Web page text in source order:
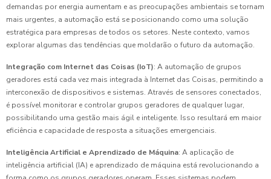
demandas por energia aumentam e as preocupações ambientais se tornam
mais urgentes, a automação está se posicionando como uma solução
estratégica para empresas de todos os setores. Neste contexto, vamos
explorar algumas das tendências que moldarão o futuro da automação.
Integração com Internet das Coisas (IoT): A automação de grupos
geradores está cada vez mais integrada à Internet das Coisas, permitindo a
interconexão de dispositivos e sistemas. Através de sensores conectados,
é possível monitorar e controlar grupos geradores de qualquer lugar,
possibilitando uma gestão mais ágil e inteligente. Isso resultará em maior
eficiência e capacidade de resposta a situações emergenciais.
Inteligência Artificial e Aprendizado de Máquina: A aplicação de
inteligência artificial (IA) e aprendizado de máquina está revolucionando a